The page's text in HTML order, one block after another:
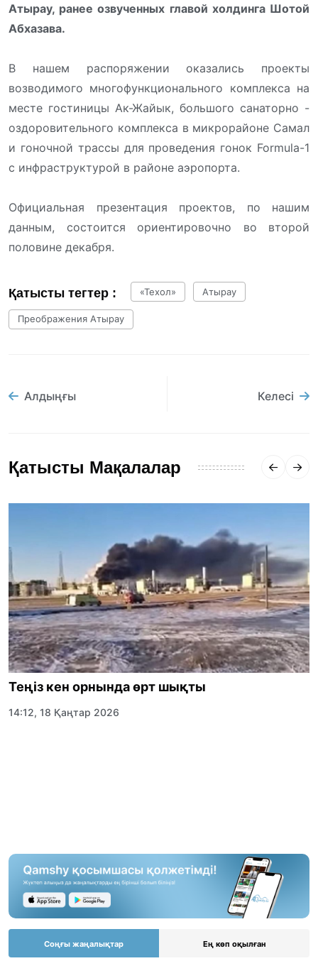
Атырау, ранее озвученных главой холдинга Шотой
Абхазава.
В нашем распоряжении оказались проекты
возводимого многофункционального комплекса на
месте гостиницы Ак-Жайык, большого санаторно -
оздоровительного комплекса в микрорайоне Самал
и гоночной трассы для проведения гонок Formula-1
с инфраструктурой в районе аэропорта.
Официальная презентация проектов, по нашим
данным, состоится ориентировочно во второй
половине декабря.
Қатысты тегтер : «Техол» Атырау
Преображения Атырау
Алдыңғы Келесі
Қатысты Мақалалар
Теңіз кен орнында өрт шықты
14:12, 18 Қаңтар 2026
Соңғы жаңалықтар Ең көп оқылған